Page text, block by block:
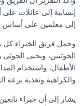
إنسانية إلى عائلات
إلى معلمين على أساس
وحمل فريق الخبراء كل
الحوثيين، ويحيى الحوثي
الأطفال، واستخدام
والكراهية وتغذية نزعة
يشار إلى أن خبراء